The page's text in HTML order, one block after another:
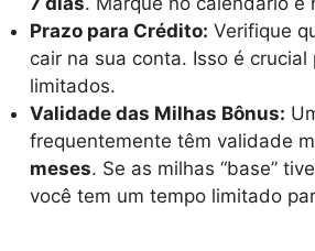
Prazo para Crédito: Verifique
cair na sua conta. Isso é
limitados.
Validade das Milhas Bônus:
frequentemente têm validade
meses. Se as milhas “base”
você tem um tempo limitado